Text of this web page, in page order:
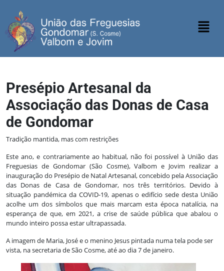
Presépio Artesanal da
Associação das Donas de Casa
de Gondomar
Tradição mantida, mas com restrições
Este ano, e contrariamente ao habitual, não foi possível à União das
Freguesias de Gondomar (São Cosme), Valbom e Jovim realizar a
inauguração do Presépio de Natal Artesanal, concebido pela Associação
das Donas de Casa de Gondomar, nos três territórios. Devido à
situação pandémica da COVID-19, apenas o edifício sede desta União
acolhe um dos símbolos que mais marcam esta época natalícia, na
esperança de que, em 2021, a crise de saúde pública que abalou o
mundo inteiro possa estar ultrapassada.
A imagem de Maria, José e o menino Jesus pintada numa tela pode ser
vista, na secretaria de São Cosme, até ao dia 7 de janeiro.